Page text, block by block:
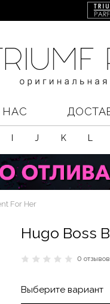
НАС
J K
For Her
Hugo Boss
0 отзывов
Выберите вариант